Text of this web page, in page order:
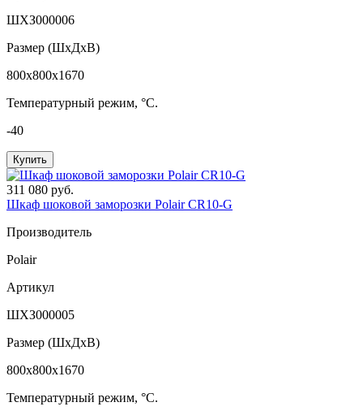
ШХЗ000006
Размер (ШxДхВ)
800x800x1670
Температурный режим, °C.
-40
Купить
311 080 руб.
Шкаф шоковой заморозки Polair CR10-G
Производитель
Polair
Артикул
ШХЗ000005
Размер (ШxДхВ)
800x800x1670
Температурный режим, °C.